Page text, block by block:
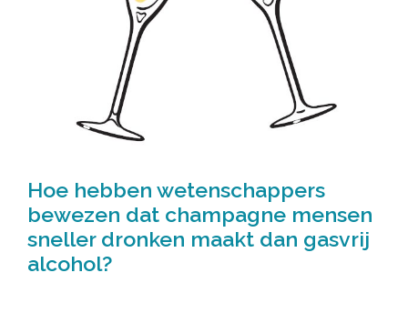
Hoe hebben wetenschappers
bewezen dat champagne mensen
sneller dronken maakt dan gasvrij
alcohol?